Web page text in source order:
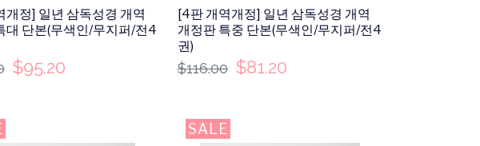
개정] 일년 삼독성경 개역
대 단본(무색인/무지퍼/전4
$95.20
[4판 개역개정] 일년 삼독성경 개역
개정판 특중 단본(무색인/무지퍼/전4
권)
$116.00 $81.20
SALE